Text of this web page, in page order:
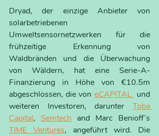
Dryad, der einzige Anbieter von
solarbetriebenen
Umweltsensornetzwerken für die
frühzeitige Erkennung von
Waldbränden und die Überwachung
von Wäldern, hat eine Serie-A-
Finanzierung in Höhe von €10.5m
abgeschlossen, die von eCAPITAL und
weiteren Investoren, darunter Toba
Capital, Semtech
TIME Ventures, angeführt wird. Die